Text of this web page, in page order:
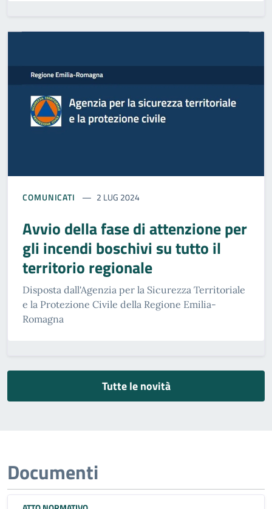
COMUNICATI 2 LUG 2024
Avvio della fase di attenzione per
gli incendi boschivi su tutto il
territorio regionale
Disposta dall'Agenzia per la Sicurezza Territoriale
e la Protezione Civile della Regione Emilia-
Romagna
Tutte le novità
Documenti